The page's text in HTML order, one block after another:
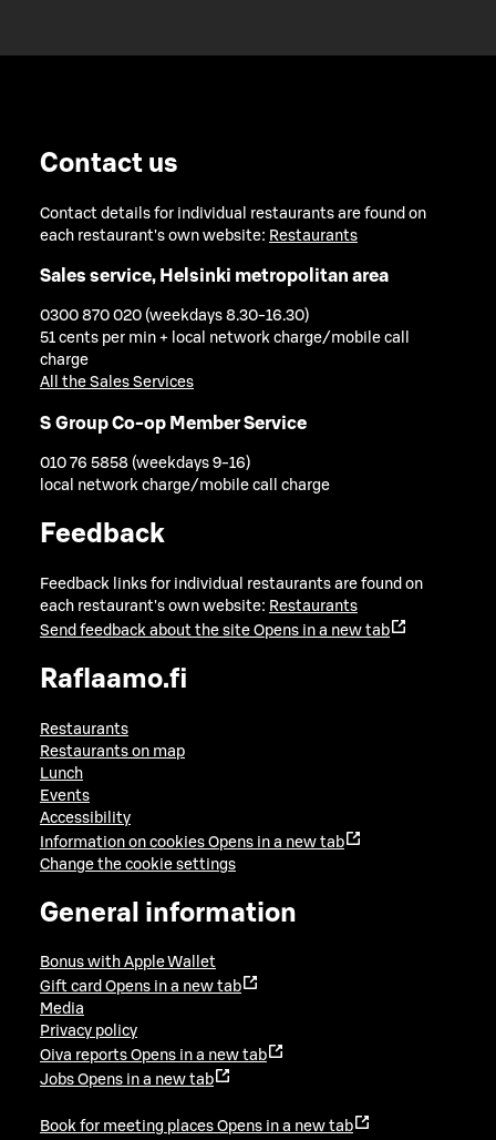
Contact us
Contact details for individual restaurants are found on
each restaurant's own website: Restaurants
Sales service, Helsinki metropolitan area
0300 870 020 (weekdays 8.30-16.30)
51 cents per min + local network charge/mobile call
charge
All the Sales Services
S Group Co-op Member Service
010 76 5858 (weekdays 9-16)
local network charge/mobile call charge
Feedback
Feedback links for individual restaurants are found on
each restaurant's own website: Restaurants
Send feedback about the site Opens in a new tab
Raflaamo.fi
Restaurants
Restaurants on map
Lunch
Events
Accessibility
Information on cookies Opens in a new tab
Change the cookie settings
General information
Bonus with Apple Wallet
Gift card Opens in a new tab
Media
Privacy policy
Oiva reports Opens in a new tab
Jobs Opens in a new tab
Book for meeting places Opens in a new tab